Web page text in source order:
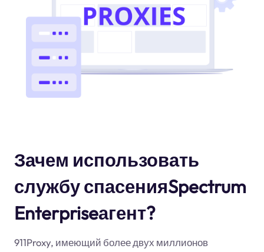
Зачем использовать
службу спасенияSpectrum
Enterpriseагент?
911Proxy, имеющий более двух миллионов